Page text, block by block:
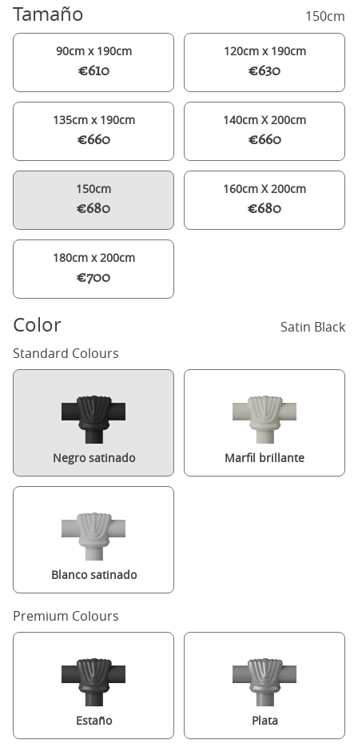
Tamaño 150cm
90cm x 190cm
€610
120cm x 190cm
€630
135cm x 190cm
€660
140cm X 200cm
€660
150cm
€680
160cm X 200cm
€680
180cm x 200cm
€700
Color
Satin Black
Standard Colours
Negro satinado Marfil brillante
Blanco satinado
Premium Colours
Estaño Plata